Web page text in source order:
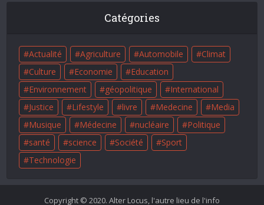
Catégories
Actualité Agriculture Automobile
Climat
Culture
Economie
Education
Environnement
géopolitique
International
Justice
Lifestyle livre Medecine
Media
Musique
Médecine nucléaire
Politique
santé
science Société
Sport
Technologie
Copyright © 2020. Alter Locus, l'autre lieu de l'info